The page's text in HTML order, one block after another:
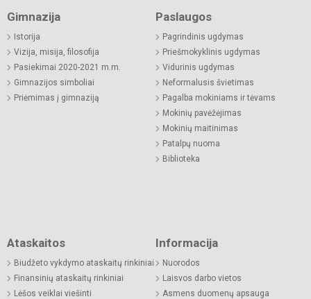
Gimnazija
Istorija
Vizija, misija, filosofija
Pasiekimai 2020-2021 m.m.
Gimnazijos simboliai
Priėmimas į gimnaziją
Paslaugos
Pagrindinis ugdymas
Priešmokyklinis ugdymas
Vidurinis ugdymas
Neformalusis švietimas
Pagalba mokiniams ir tėvams
Mokinių pavėžėjimas
Mokinių maitinimas
Patalpų nuoma
Biblioteka
Ataskaitos
Biudžeto vykdymo ataskaitų rinkiniai
Finansinių ataskaitų rinkiniai
Lėšos veiklai viešinti
Informacija
Nuorodos
Laisvos darbo vietos
Asmens duomenų apsauga